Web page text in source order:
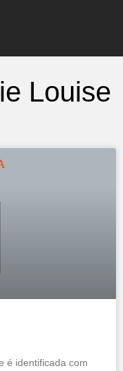
Louise
é identificada com